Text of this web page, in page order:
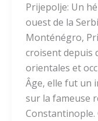
Prijepolje: Un
ouest de la
Monténégro,
croisent depuis
orientales et
Âge, elle fut un
sur la fameuse
Constantinople.